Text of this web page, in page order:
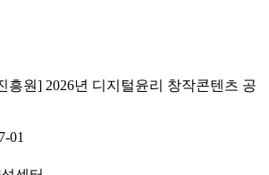
흥원] 2026년 디지털윤리 창작콘텐츠 공
01